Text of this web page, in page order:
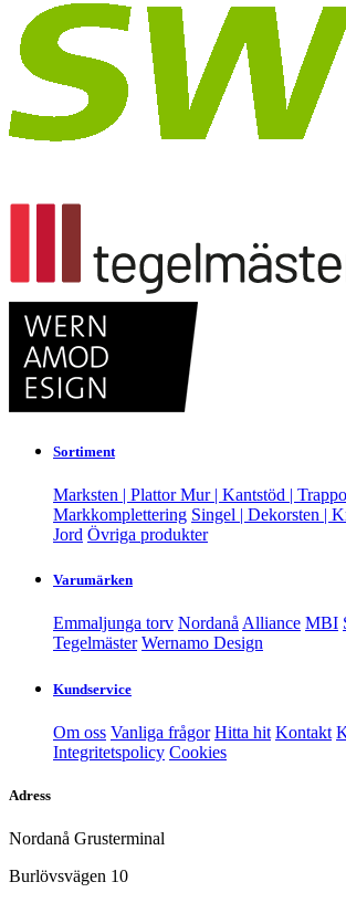
Sortiment
Marksten | PlattorMur | Kantstöd |
Markkomplettering Singel | Dekorsten |
Jord Övriga produkter
Varumärken
Emmaljunga torv Nordanå Alliance MBI
Tegelmäster Wernamo Design
Kundservice
Om oss Vanliga frågor Hitta hit Kontakt
Integritetspolicy Cookies
Adress
Nordanå Grusterminal
Burlövsvägen 10